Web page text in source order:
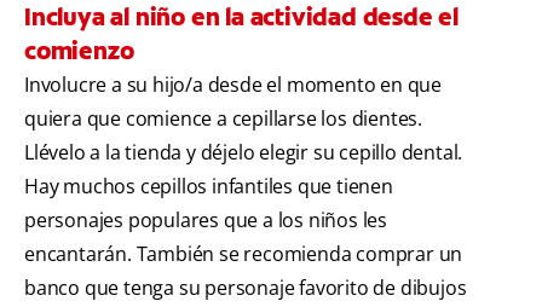
Incluya al niño en la actividad desde el
comienzo
Involucre a su hijo/a desde el momento en que
quiera que comience a cepillarse los dientes.
Llévelo a la tienda y déjelo elegir su cepillo dental.
Hay muchos cepillos infantiles que tienen
personajes populares que a los niños les
encantarán. También se recomienda comprar un
banco que tenga su personaje favorito de dibujos